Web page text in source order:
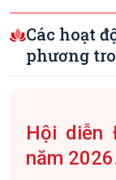
Các hoạt
phương
Hội diễn
năm